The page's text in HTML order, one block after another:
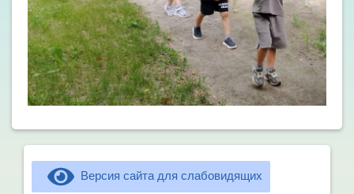
Версия сайта для слабовидящих